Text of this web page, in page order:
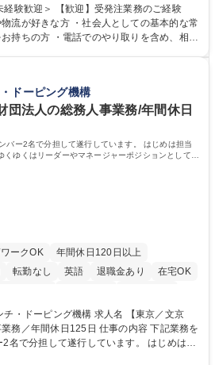
関わる事務、営業サポートをお願いします。
ことから始め、先輩社員OJTと共に業務を
康食品の商社
経験歓迎＞ 【歓迎】受発注業務のご経験
物流が好きな方 ・社会人としての基本的な常
持ちの方 ・電話でのやり取りを含め、相手
を理解し、行動できる方 学歴・資格
： 資格：
ドーピング機構
団法人の総務人事業務/年間休日
バー2名で分担して遂行しています。 はじめは担当
ゆくはリーダーやマネージャーポジションとして活
ークOK
年間休日120日以上
転勤なし 英語 退職金あり
在宅OK
グ機構 求人名 【東京／文京
125日 仕事の内容 下記業務を
名で分担して遂行しています。 はじめは担
き、ゆくゆくはリーダーやマネージャーポ